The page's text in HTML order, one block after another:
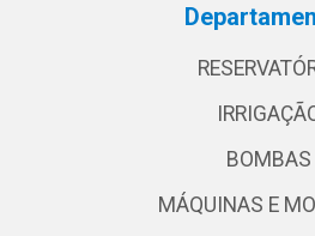
BOMBAS
MÁQUINAS E